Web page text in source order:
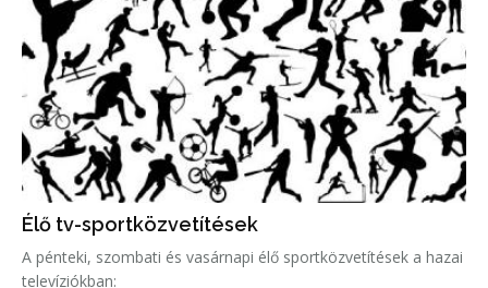
Élő tv-sportközvetítések
A pénteki, szombati és vasárnapi élő sportközvetítések a hazai
televíziókban: